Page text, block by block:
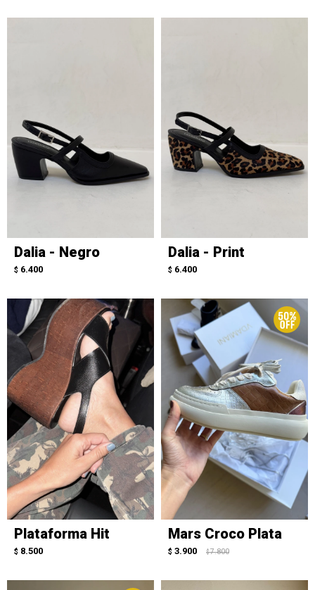
Dalia - Negro
$ 6.400
Dalia - Print
$ 6.400
Plataforma Hit
$ 8.500
Mars Croco Plata
$ 3.900 $ 7.800